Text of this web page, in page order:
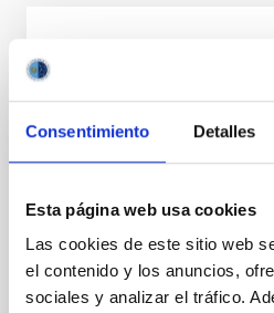
Consentimiento Detalles
Esta página web usa cookies
Las cookies de este sitio web
el contenido y los anuncios,
sociales y analizar el tráfico.
Observatorio
Taller de Artes
inaugurado esta mañana, en
muestra artística realizada
Plásticas Giro-Arte,
Insular para la Promoción de